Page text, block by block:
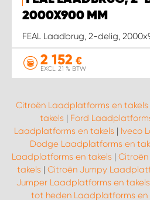
2000X900 MM
FEAL Laadbrug, 2-delig,
2 152 €
EXCL. 21 % BTW
Citroën Laadplatforms en takels
takels | Ford
Laadplatforms en takels | Iveco
Dodge Laadplatforms en
Laadplatforms en takels |
takels | Citroën Jumpy
Jumper Laadplatforms en takels
tot heden Laadplatforms en
WORK SYSTEM KOOTWIJKERBROEK
WORK SYSTEM LOPIK AUTOSERVICE
WORK SYSTEM NIEUWEGEIN
WORK SYSTEM NIEUWERKERK AAN DEN
WORK SYSTEM OOSTERHOUT